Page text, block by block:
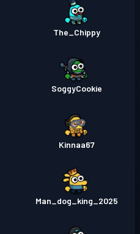
The_Chippy
SoggyCookie
Kinnaa67
Man_dog_king_2025